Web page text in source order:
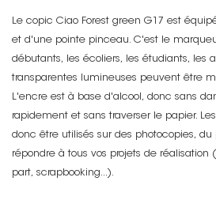
Le copic Ciao Forest green G17 est
et d'une pointe pinceau. C'est le
débutants, les écoliers, les étudiants, les
transparentes lumineuses peuvent être
L'encre est à base d'alcool, donc sans
rapidement et sans traverser le papier.
donc être utilisés sur des photocopies,
répondre à tous vos projets de
part, scrapbooking...).